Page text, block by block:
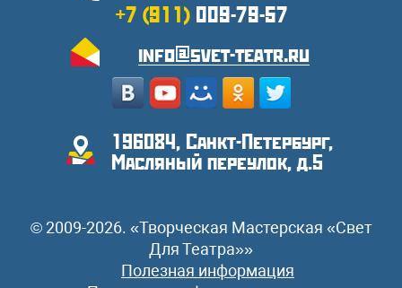
+7 (911) 009-79-57
info@svet-teatr.ru
196084, Санкт-Петербург,
Масляный переулок, д.5
© 2009-2026. «Творческая Мастерская «Свет
Для Театра»»
Полезная информация